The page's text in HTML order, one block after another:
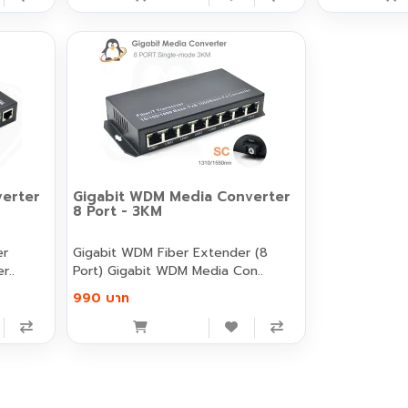
Gigabit WDM Media Converter
8 Port - 3KM
Gigabit WDM Fiber Extender (8
Port) Gigabit WDM Media Con..
990 บาท